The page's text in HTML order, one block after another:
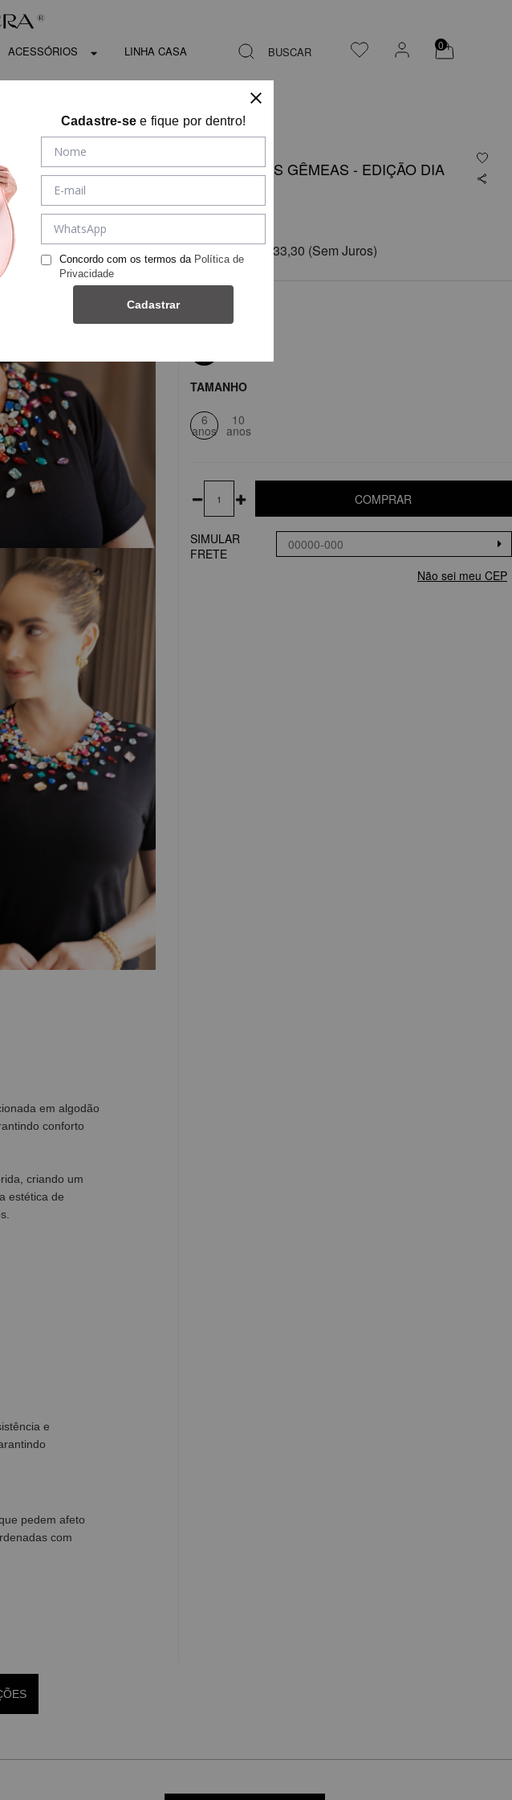
ACESSÓRIOS LINHA CASA BUSCAR 0
em algodão
conforto
criando um
estética de
e
pedem afeto
com
T- SHIRT DAS GÊMEAS - EDIÇÃO DIA
em3x deR$ 133,30 (Sem Juros)
TAMANHO
6
anos
10
anos
COMPRAR
SIMULAR
FRETE
Não sei meu CEP
Cadastre-se e fique por dentro!
Concordo com os termos da Política de
Privacidade
Cadastrar